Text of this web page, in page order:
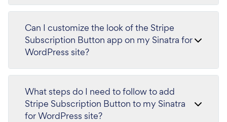
Can I customize the look of the Stripe
Subscription Button app on my Sinatra for
WordPress site?
What steps do I need to follow to add
Stripe Subscription Button to my Sinatra
for WordPress site?